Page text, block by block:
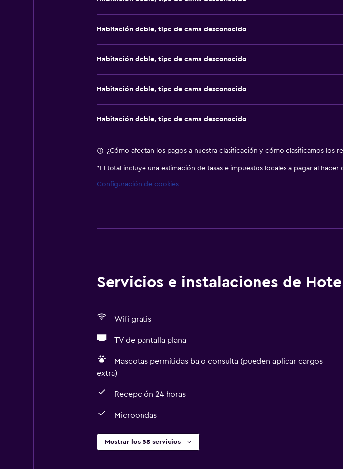
Habitación doble, tipo de cama desconocido
Habitación doble, tipo de cama desconocido
Habitación doble, tipo de cama desconocido
Habitación doble, tipo de cama desconocido
¿Cómo afectan los pagos a nuestra clasificación y cómo clasificamos los
* El total incluye una estimación de tasas e impuestos locales a pagar al hacer
Configuración de cookies
Servicios e instalaciones de Hotel
Wifi gratis
TV de pantalla plana
Mascotas permitidas bajo consulta (pueden aplicar cargos
extra)
Recepción 24 horas
Microondas
Mostrar los 38 servicios